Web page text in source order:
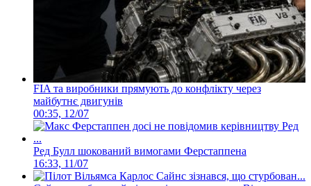
FIA та виробники прямують до конфлікту через
майбутнє двигунів
00:35, 12/07
Ред Булл шокований вимогами Ферстаппена
16:33, 11/07